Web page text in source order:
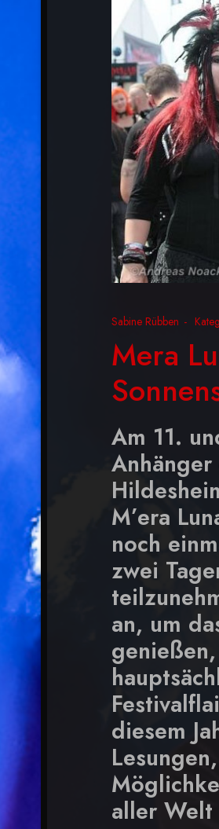
Sabine Rübben
Mera
Am 11.
M’era
noch
zwei
an, um
diesem
aller Welt